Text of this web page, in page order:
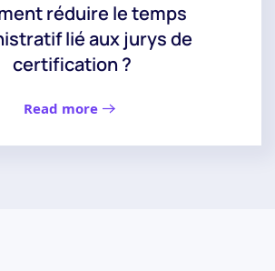
réduire le temps
lié aux jurys de
certification ?
Read more